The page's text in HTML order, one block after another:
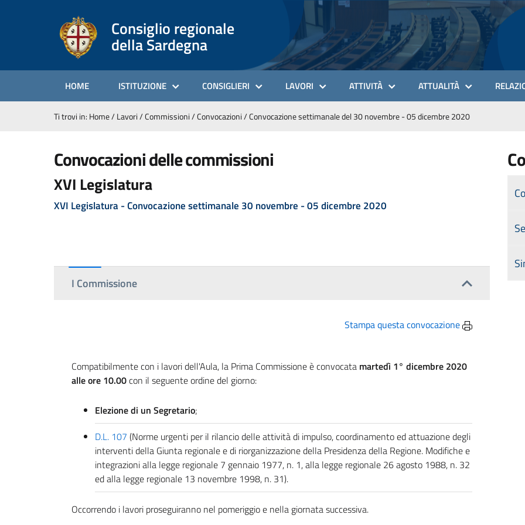
Consiglio regionale
della Sardegna
HOME ISTITUZIONE CONSIGLIERI LAVORI ATTIVITÀ ATTUALITÀ
Ti trovi in: Home/Lavori/Commissioni/Convocazioni/Convocazione settimanale del 30 novembre - 05 dicembre 2020
convocazioni delle commissioni
XVI Legislatura
XVI Legislatura - Convocazione settimanale 30 novembre - 05 dicembre 2020
I Commissione
Stampa questa convocazione
Compatibilmente con i lavori dell'Aula, la Prima Commissione è convocata martedì 1° dicembre 2020
alle ore 10.00con il seguente ordine del giorno:
Elezione di un Segretario;
D.L. 107 (Norme urgenti per il rilancio delle attività di impulso, coordinamento ed attuazione degli
interventi della Giunta regionale e di riorganizzazione della Presidenza della Regione. Modifiche e
integrazioni alla legge regionale 7 gennaio 1977, n. 1, alla legge regionale 26 agosto 1988, n. 32
ed alla legge regionale 13 novembre 1998, n. 31).
Occorrendo i lavori proseguiranno nel pomeriggio e nella giornata successiva.